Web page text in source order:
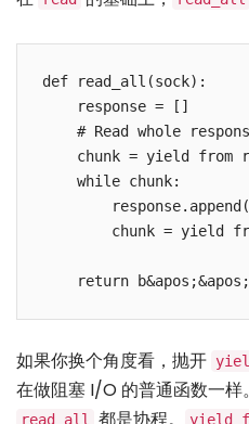
def read_all(sock):
    response = []
# Read whole
chunk = yield from
    while chunk:
chunk = yield
如果你换个角度看，抛开
在做阻塞 I/O 的普通函数一样
read_all 都是协程。 yield